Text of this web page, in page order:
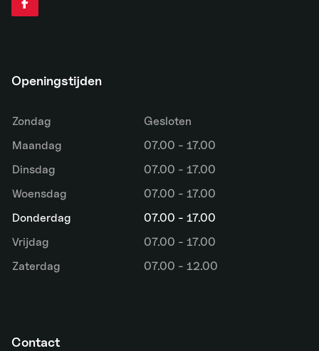
Openingstijden
Zondag
Gesloten
Maandag
07.00 - 17.00
Dinsdag
07.00 - 17.00
Woensdag
07.00 - 17.00
Donderdag
07.00 - 17.00
Vrijdag
07.00 - 17.00
Zaterdag
07.00 - 12.00
Contact